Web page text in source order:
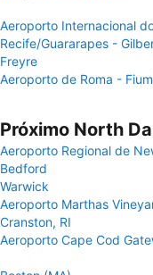
Aeroporto Internacional
Recife/Guararapes -
Freyre
Aeroporto de Roma -
Próximo North
Aeroporto Regional de
Bedford
Warwick
Aeroporto Marthas
Cranston, RI
Aeroporto Cape Cod